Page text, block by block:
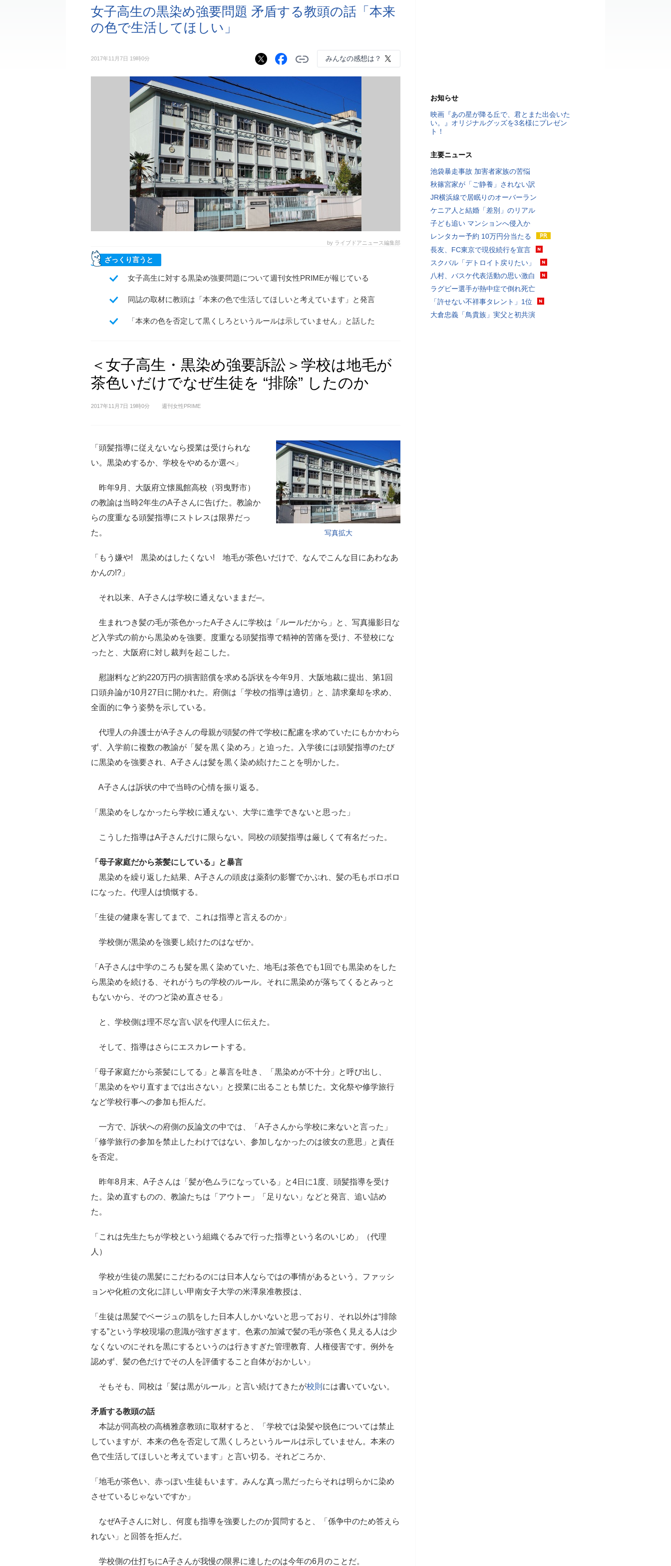
女子高生の黒染め強要問題 矛盾する教頭の話「本来
の色で生活してほしい」
2017年11月7日 19時0分 みんなの感想は？
by ライブドアニュース編集部
ざっくり言うと
女子高生に対する黒染め強要問題について週刊女性PRIMEが報じている
同誌の取材に教頭は「本来の色で生活してほしいと考えています」と発言
「本来の色を否定して黒くしろというルールは示していません」と話した
＜女子高生・黒染め強要訴訟＞学校は地毛が
茶色いだけでなぜ生徒を “排除” したのか
2017年11月7日 19時0分 週刊女性PRIME
写真拡大
「頭髪指導に従えないなら授業は受けられな
い。黒染めするか、学校をやめるか選べ」
昨年9月、大阪府立懐風館高校（羽曳野市）
の教諭は当時2年生のA子さんに告げた。教諭か
らの度重なる頭髪指導にストレスは限界だっ
た。
「もう嫌や! 黒染めはしたくない! 地毛が茶色いだけで、なんでこんな目にあわなあ
かんの!?」
それ以来、A子さんは学校に通えないままだ─。
生まれつき髪の毛が茶色かったA子さんに学校は「ルールだから」と、写真撮影日な
ど入学式の前から黒染めを強要。度重なる頭髪指導で精神的苦痛を受け、不登校にな
ったと、大阪府に対し裁判を起こした。
慰謝料など約220万円の損害賠償を求める訴状を今年9月、大阪地裁に提出、第1回
口頭弁論が10月27日に開かれた。府側は「学校の指導は適切」と、請求棄却を求め、
全面的に争う姿勢を示している。
代理人の弁護士がA子さんの母親が頭髪の件で学校に配慮を求めていたにもかかわら
ず、入学前に複数の教諭が「髪を黒く染めろ」と迫った。入学後には頭髪指導のたび
に黒染めを強要され、A子さんは髪を黒く染め続けたことを明かした。
A子さんは訴状の中で当時の心情を振り返る。
「黒染めをしなかったら学校に通えない、大学に進学できないと思った」
こうした指導はA子さんだけに限らない。同校の頭髪指導は厳しくて有名だった。
「母子家庭だから茶髪にしている」と暴言
黒染めを繰り返した結果、A子さんの頭皮は薬剤の影響でかぶれ、髪の毛もボロボロ
になった。代理人は憤慨する。
「生徒の健康を害してまで、これは指導と言えるのか」
学校側が黒染めを強要し続けたのはなぜか。
「A子さんは中学のころも髪を黒く染めていた、地毛は茶色でも1回でも黒染めをした
ら黒染めを続ける、それがうちの学校のルール。それに黒染めが落ちてくるとみっと
もないから、そのつど染め直させる」
と、学校側は理不尽な言い訳を代理人に伝えた。
そして、指導はさらにエスカレートする。
「母子家庭だから茶髪にしてる」と暴言を吐き、「黒染めが不十分」と呼び出し、
「黒染めをやり直すまでは出さない」と授業に出ることも禁じた。文化祭や修学旅行
など学校行事への参加も拒んだ。
一方で、訴状への府側の反論文の中では、「A子さんから学校に来ないと言った」
「修学旅行の参加を禁止したわけではない、参加しなかったのは彼女の意思」と責任
を否定。
昨年8月末、A子さんは「髪が色ムラになっている」と4日に1度、頭髪指導を受け
た。染め直すものの、教諭たちは「アウトー」「足りない」などと発言、追い詰め
た。
「これは先生たちが学校という組織ぐるみで行った指導という名のいじめ」（代理
人）
学校が生徒の黒髪にこだわるのには日本人ならではの事情があるという。ファッシ
ョンや化粧の文化に詳しい甲南女子大学の米澤泉准教授は、
「生徒は黒髪でベージュの肌をした日本人しかいないと思っており、それ以外は“排除
する”という学校現場の意識が強すぎます。色素の加減で髪の毛が茶色く見える人は少
なくないのにそれを黒にするというのは行きすぎた管理教育、人権侵害です。例外を
認めず、髪の色だけでその人を評価すること自体がおかしい」
そもそも、同校は「髪は黒がルール」と言い続けてきたが校則 には書いていない。
矛盾する教頭の話
本誌が同高校の高橋雅彦教頭に取材すると、「学校では染髪や脱色については禁止
していますが、本来の色を否定して黒くしろというルールは示していません。本来の
色で生活してほしいと考えています」と言い切る。それどころか、
「地毛が茶色い、赤っぽい生徒もいます。みんな真っ黒だったらそれは明らかに染め
させているじゃないですか」
なぜA子さんに対し、何度も指導を強要したのか質問すると、「係争中のため答えら
れない」と回答を拒んだ。
学校側の仕打ちにA子さんが我慢の限界に達したのは今年の6月のことだ。
お知らせ
映画『あの星が降る丘で、君とまた出会いた
い。』オリジナルグッズを3名様にプレゼン
ト！
主要ニュース
池袋暴走事故 加害者家族の苦悩
秋篠宮家が「ご静養」されない訳
JR横浜線で居眠りのオーバーラン
ケニア人と結婚「差別」のリアル
子ども追い マンションへ侵入か
レンタカー予約 10万円分当たる
長友、FC東京で現役続行を宣言
スクバル「デトロイト戻りたい」
八村、バスケ代表活動の思い激白
ラグビー選手が熱中症で倒れ死亡
「許せない不祥事タレント」1位
大倉忠義「鳥貴族」実父と初共演